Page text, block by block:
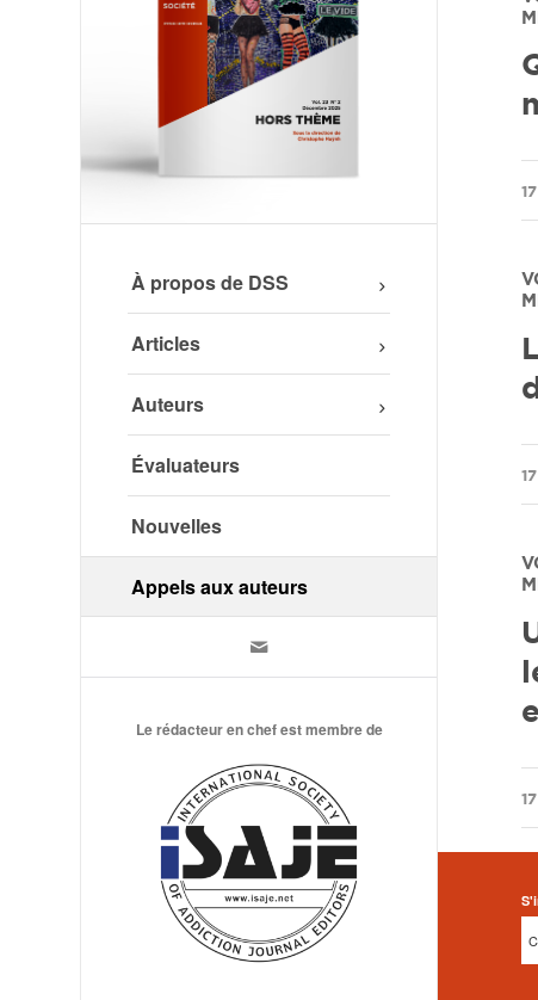
À propos de DSS
Articles
Auteurs
Évaluateurs
Nouvelles
Appels aux auteurs
Le rédacteur en chef est membre de
/
/
/